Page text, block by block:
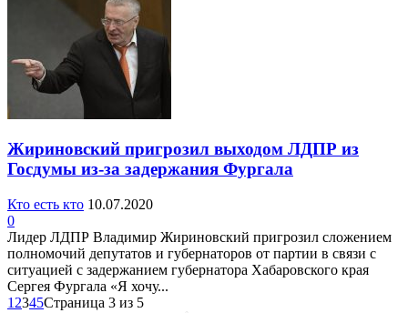
Жириновский пригрозил выходом ЛДПР из
Госдумы из-за задержания Фургала
Кто есть кто 10.07.2020
0
Лидер ЛДПР Владимир Жириновский пригрозил сложением
полномочий депутатов и губернаторов от партии в связи с
ситуацией с задержанием губернатора Хабаровского края
Сергея Фургала «Я хочу...
1 2345Страница 3 из 5